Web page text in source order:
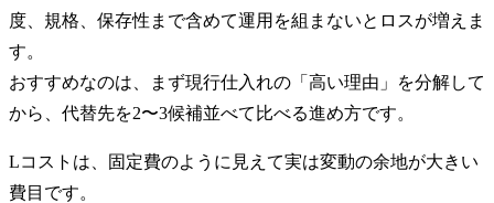
度、規格、保存性まで含めて運用を組まないとロスが増えま
す。
おすすめなのは、まず現行仕入れの「高い理由」を分解して
から、代替先を2〜3候補並べて比べる進め方です。
Lコストは、固定費のように見えて実は変動の余地が大きい
費目です。